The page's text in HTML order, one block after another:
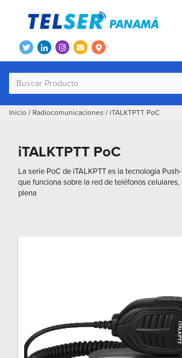
Inicio / Radiocomunicaciones / iTALKTPTT PoC
iTALKTPTT PoC
La serie PoC de iTALKPTT es la tecnología
que funciona sobre la red de teléfonos celulares,
plena